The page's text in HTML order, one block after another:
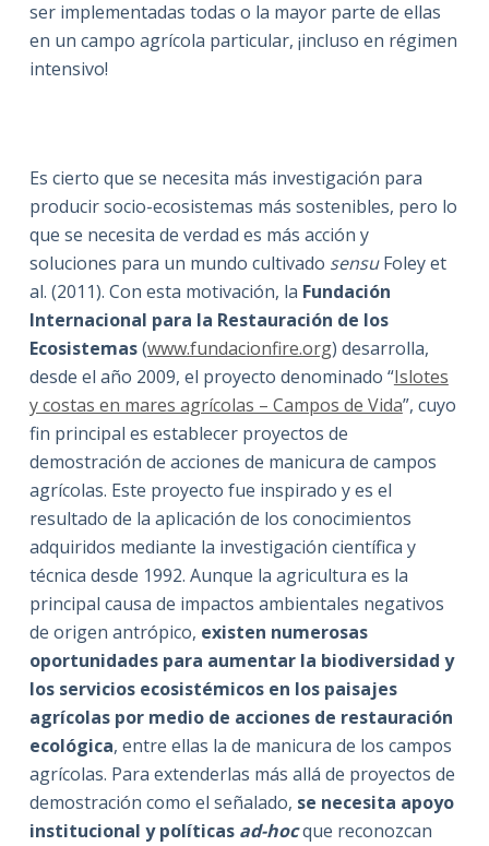
ser implementadas todas o la mayor parte de ellas
en un campo agrícola particular, ¡incluso en régimen
intensivo!
Es cierto que se necesita más investigación para
producir socio-ecosistemas más sostenibles, pero lo
que se necesita de verdad es más acción y
soluciones para un mundo cultivado sensuFoley et
al. (2011). Con esta motivación, la Fundación
Internacional para la Restauración de los
Ecosistemas(www.fundacionfire.org) desarrolla,
desde el año 2009, el proyecto denominado “Islotes
y costas en mares agrícolas – Campos de Vida”, cuyo
fin principal es establecer proyectos de
demostración de acciones de manicura de campos
agrícolas. Este proyecto fue inspirado y es el
resultado de la aplicación de los conocimientos
adquiridos mediante la investigación científica y
técnica desde 1992. Aunque la agricultura es la
principal causa de impactos ambientales negativos
de origen antrópico, existen numerosas
oportunidades para aumentar la biodiversidad y
los servicios ecosistémicos en los paisajes
agrícolas por medio de acciones de restauración
ecológica, entre ellas la de manicura de los campos
agrícolas. Para extenderlas más allá de proyectos de
demostración como el señalado, se necesita apoyo
institucional y políticas ad-hocque reconozcan